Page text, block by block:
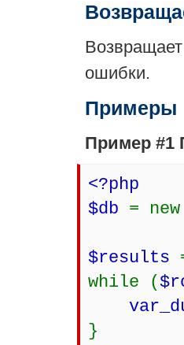
ошибки.
Примеры
Пример #1
<?php
$db = new
$results
while (
}